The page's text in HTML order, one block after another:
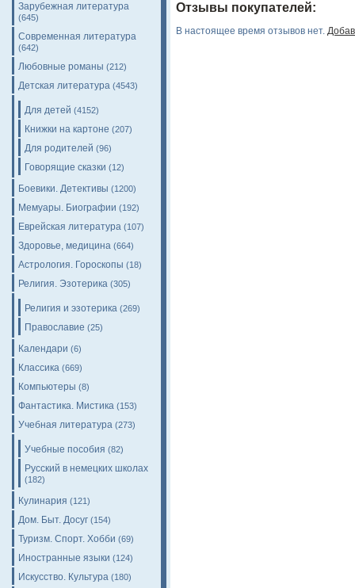
Зарубежная литература
(645)
Современная литература
(642)
Любовные романы (212)
Детская литература (4543)
Для детей (4152)
Книжки на картоне (207)
Для родителей (96)
Говорящие сказки (12)
Боевики. Детективы (1200)
Мемуары. Биографии (192)
Еврейская литература (107)
Здоровье, медицина (664)
Астрология. Гороскопы (18)
Религия. Эзотерика (305)
Религия и эзотерика (269)
Православие (25)
Календари (6)
Классика (669)
Компьютеры (8)
Фантастика. Мистика (153)
Учебная литература (273)
Учебные пособия (82)
Русский в немецких школах
(182)
Кулинария (121)
Дом. Быт. Досуг (154)
Туризм. Спорт. Хобби (69)
Иностранные языки (124)
Искусство. Культура (180)
Отзывы покупателей:
В настоящее время отзывов нет.